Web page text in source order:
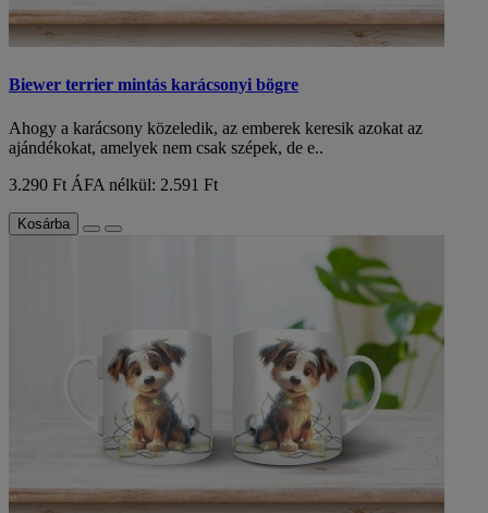
Biewer terrier mintás karácsonyi bögre
Ahogy a karácsony közeledik, az emberek keresik azokat az
ajándékokat, amelyek nem csak szépek, de e..
3.290 Ft ÁFA nélkül: 2.591 Ft
Kosárba